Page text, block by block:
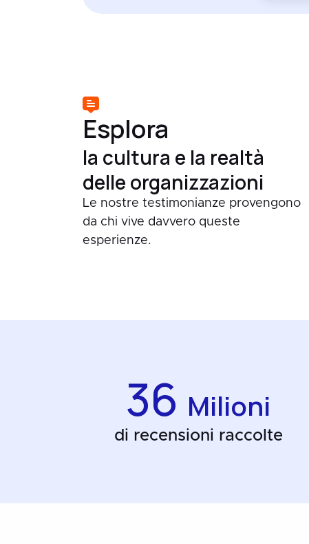
Esplora
la cultura e la realtà
delle organizzazioni
Le nostre testimonianze provengono
da chi vive davvero queste
esperienze.
36 Milioni
di recensioni raccolte